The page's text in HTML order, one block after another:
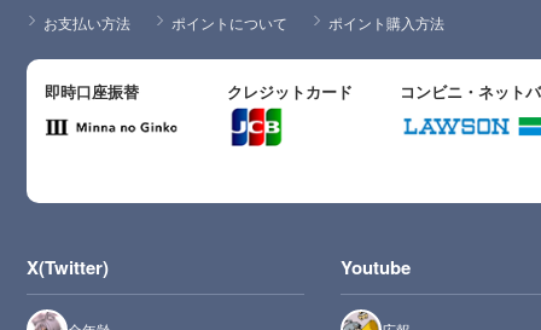
お支払い方法 ポイントについて ポイント購入方法
即時口座振替 クレジットカード コンビニ・ネット
X(Twitter) Youtube